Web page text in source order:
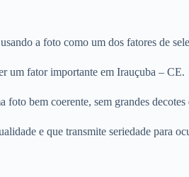
a foto como um dos fatores de
um fator importante em Irauçuba – CE.
bem coerente, sem grandes
e que transmite seriedade para